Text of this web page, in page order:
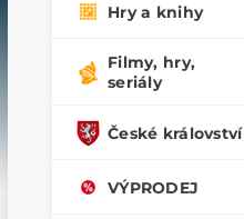
Hry a knihy
Filmy, hry,
seriály
České království
VÝPRODEJ